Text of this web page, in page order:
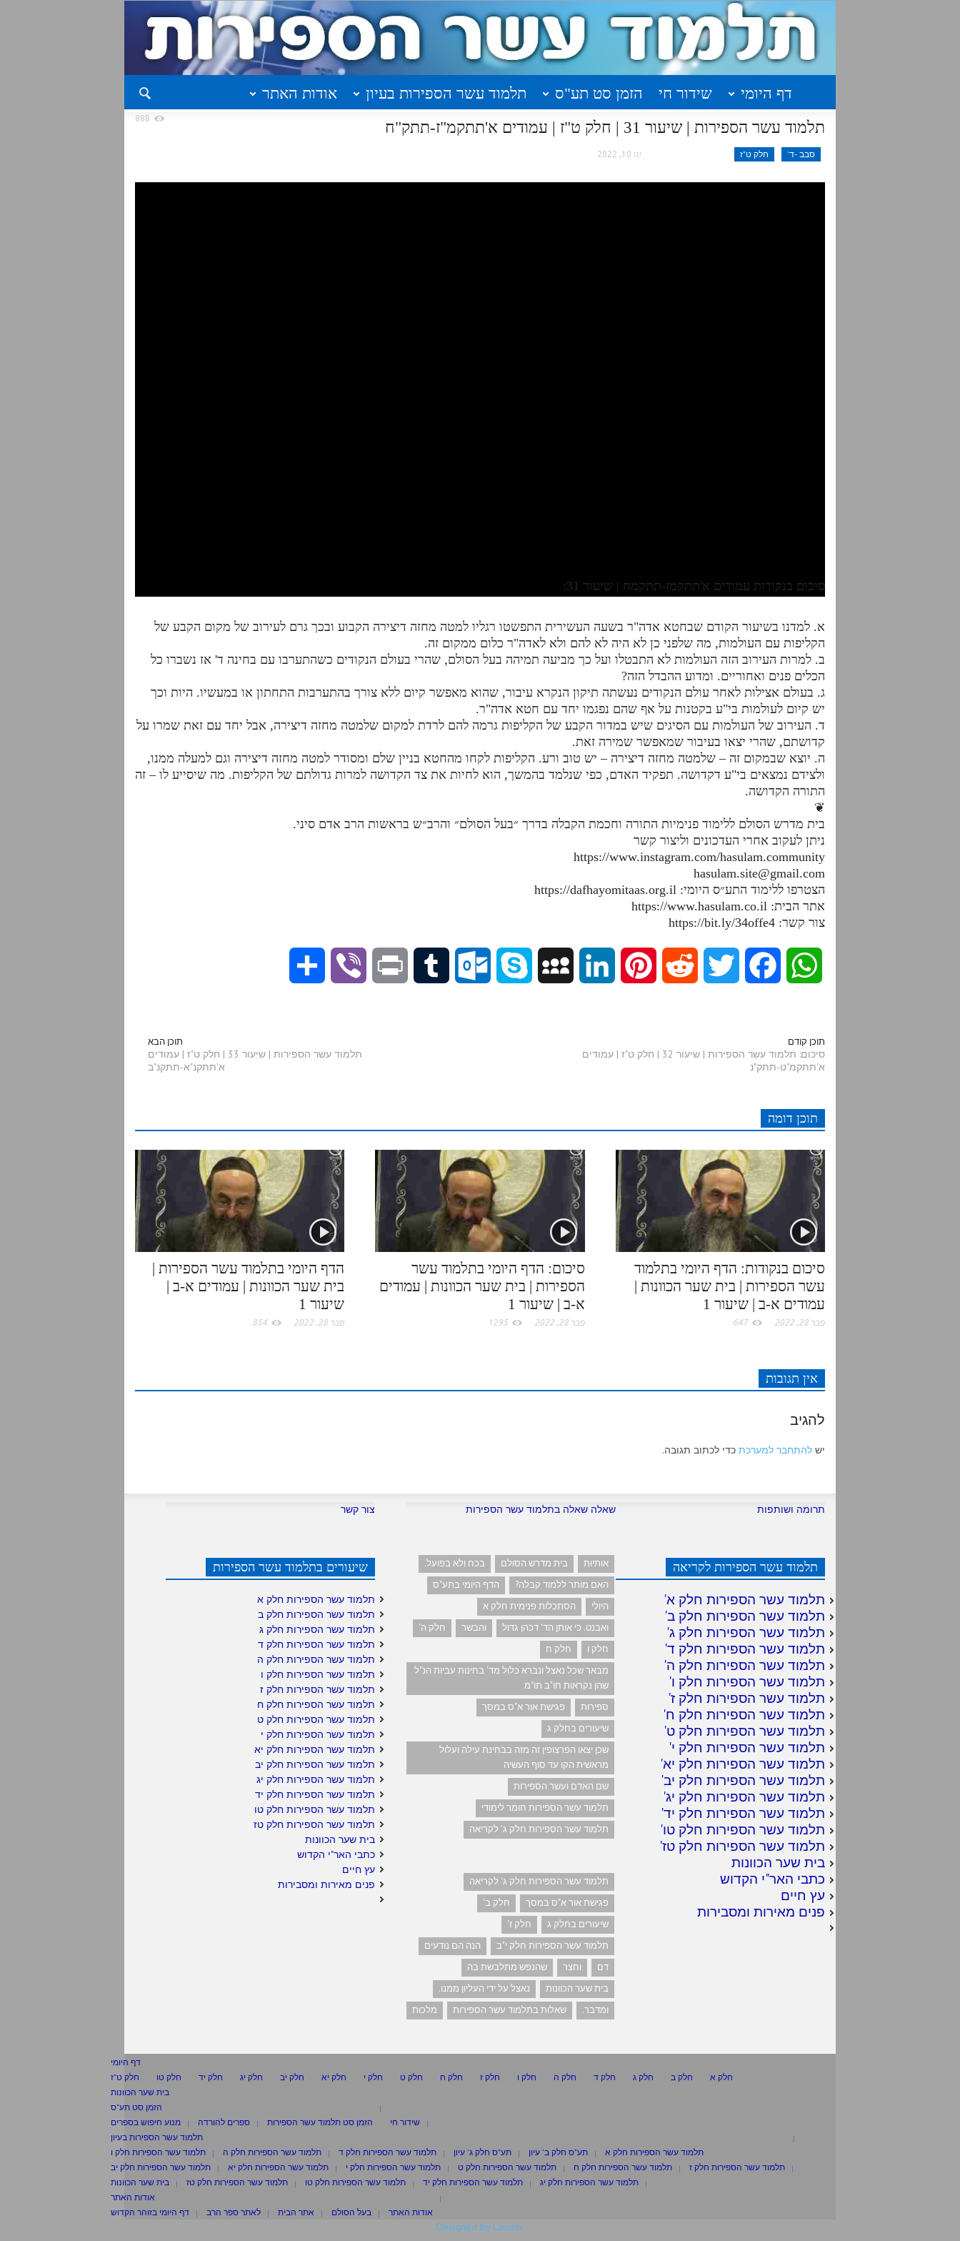
דף היומי שידור חי הזמן סט תע"ס תלמוד עשר הספירות בעיון
אודות האתר
תלמוד עשר הספירות | שיעור 31 | חלק ט"ז | עמודים א'תתקמ"ז-תתק"ח
סבב -ד' חלק ט"ז ינו 10, 2022
888
סיכום בנקודות עמודים א'תתקמז-תתקמח | שיעור 31:
א. למדנו בשיעור הקודם שבחטא אדה"ר בשעה העשירית התפשטו רגליו למטה מחזה דיצירה הקבוע ובכך גרם לעירוב של מקום הקבע של
הקליפות עם העולמות, מה שלפני כן לא היה לא להם ולא לאדה"ר כלום ממקום זה.
ב. למרות העירוב הזה העולמות לא התבטלו ועל כך מביעה תמיהה בעל הסולם, שהרי בעולם הנקודים כשהתערבו עם בחינה ד' אז נשברו כל
הכלים פנים ואחוריים. ומדוע ההבדל הזה?
ג. בעולם אצילות לאחר עולם הנקודים נעשתה תיקון הנקרא עיבור, שהוא מאפשר קיום ללא צורך בהתערבות התחתון או במעשיו. היות וכך
יש קיום לעולמות בי"ע בקטנות על אף שהם נפגמו יחד עם חטא אדה"ר.
ד. העירוב של העולמות עם הסיגים שיש במדור הקבע של הקליפות גרמה להם לרדת למקום שלמטה מחזה דיצירה, אבל יחד עם זאת שמרו על
קדושתם, שהרי יצאו בעיבור שמאפשר שמירה זאת.
ה. יוצא שבמקום זה – שלמטה מחזה דיצירה – יש טוב ורע. הקליפות לקחו מהחטא בניין שלם ומסודר למטה מחזה דיצירה וגם למעלה ממנו,
ולצידם נמצאים בי"ע דקדושה. תפקיד האדם, כפי שנלמד בהמשך, הוא לחיות את צד הקדושה למרות גדולתם של הקליפות. מה שיסייע לו – זה
התורה הקדושה.
❦
בית מדרש הסולם ללימוד פנימיות התורה וחכמת הקבלה בדרך ״בעל הסולם״ והרב״ש בראשות הרב אדם סיני.
ניתן לעקוב אחרי העדכונים וליצור קשר
https://www.instagram.com/hasulam.community
hasulam.site@gmail.com
הצטרפו ללימוד התע״ס היומי: https://dafhayomitaas.org.il
אתר הבית: https://www.hasulam.co.il
צור קשר: https://bit.ly/34offe4
W
t
s
p
o
k
r
e
s
t
I
n
e
k
.
c
o
תוכן קודם
סיכום: תלמוד עשר הספירות | שיעור 32 | חלק ט"ז | עמודים
א'תתקמ"ט-תתק"נ
תוכן הבא
תלמוד עשר הספירות | שיעור 33 | חלק ט"ז | עמודים
א'תתקנ"א-תתקנ"ב
תוכן דומה
הדף היומי בתלמוד עשר הספירות |
בית שער הכוונות | עמודים א-ב |
שיעור 1
פבר 28, 2022 854
סיכום: הדף היומי בתלמוד עשר
הספירות | בית שער הכוונות | עמודים
א-ב | שיעור 1
פבר 28, 2022 1295
סיכום בנקודות: הדף היומי בתלמוד
עשר הספירות | בית שער הכוונות |
עמודים א-ב | שיעור 1
פבר 28, 2022 647
אין תגובות
להגיב
יש להתחבר למערכת כדי לכתוב תגובה.
תרומה ושותפות
תלמוד עשר הספירות לקריאה
תלמוד עשר הספירות חלק א'
תלמוד עשר הספירות חלק ב'
תלמוד עשר הספירות חלק ג'
תלמוד עשר הספירות חלק ד'
תלמוד עשר הספירות חלק ה'
תלמוד עשר הספירות חלק ו'
תלמוד עשר הספירות חלק ז'
תלמוד עשר הספירות חלק ח'
תלמוד עשר הספירות חלק ט'
תלמוד עשר הספירות חלק י'
תלמוד עשר הספירות חלק יא'
תלמוד עשר הספירות חלק יב'
תלמוד עשר הספירות חלק יג'
תלמוד עשר הספירות חלק יד'
תלמוד עשר הספירות חלק טו'
תלמוד עשר הספירות חלק טז'
בית שער הכוונות
כתבי האר"י הקדוש
עץ חיים
פנים מאירות ומסבירות
שאלה שאלה בתלמוד עשר הספירות
אותיות בית מדרש הסולם
בכח ולא בפועל.
האם מותר ללמוד קבלה?
הדף היומי בתע"ס
היולי
הסתכלות פנימית חלק א
ואבנט. כי אותן הד' דכהן גדול
והבשר
חלק ה'
חלק ו
חלק ח
מבאר שכל נאצל ונברא כלול מד' בחינות עביות הנ"ל
שהן נקראות חו"ב תו"מ
ספירות
פגישת אור א"ס במסך
שיעורים בחלק ג
שכן יצאו הפרצופין זה מזה בבחינת עילה ועלול
מראשית הקו עד סוף העשיה
שם האדם ועשר הספירות
תלמוד עשר הספירות חומר לימודי
תלמוד עשר הספירות חלק ג' לקריאה
תלמוד עשר הספירות חלק ג' לקריאה
פגישת אור א"ס במסך
חלק ב'
שיעורים בחלק ג
חלק ז'
תלמוד עשר הספירות חלק י"ב
הנה הם נודעים
דם
וחצר
שהנפש מתלבשת בה
בית שער הכוונות
נאצל על ידי העליון ממנו.
ומדבר.
שאלות בתלמוד עשר הספירות מלכות
צור קשר
שיעורים בתלמוד עשר הספירות
תלמוד עשר הספירות חלק א
תלמוד עשר הספירות חלק ב
תלמוד עשר הספירות חלק ג
תלמוד עשר הספירות חלק ד
תלמוד עשר הספירות חלק ה
תלמוד עשר הספירות חלק ו
תלמוד עשר הספירות חלק ז
תלמוד עשר הספירות חלק ח
תלמוד עשר הספירות חלק ט
תלמוד עשר הספירות חלק י
תלמוד עשר הספירות חלק יא
תלמוד עשר הספירות חלק יב
תלמוד עשר הספירות חלק יג
תלמוד עשר הספירות חלק יד
תלמוד עשר הספירות חלק טו
תלמוד עשר הספירות חלק טז
בית שער הכוונות
כתבי האר"י הקדוש
עץ חיים
פנים מאירות ומסבירות
דף היומי
חלק א
חלק ב חלק ג חלק ד חלק ה חלק ו חלק ז חלק ח חלק ט חלק י חלק יא חלק יב חלק יג חלק יד חלק טו
חלק ט"ז
בית שער הכוונות
שידור חי
הזמן סט תע"ס
הזמן סט תלמוד עשר הספירות
ספרים להורדה
מנוע חיפוש בספרים
תלמוד עשר הספירות בעיון
תלמוד עשר הספירות חלק א
תע"ס חלק ב' עיון תע"ס חלק ג' עיון תלמוד עשר הספירות חלק ד תלמוד עשר הספירות חלק ה
תלמוד עשר הספירות חלק ו
תלמוד עשר הספירות חלק ז
תלמוד עשר הספירות חלק ח תלמוד עשר הספירות חלק ט תלמוד עשר הספירות חלק י תלמוד עשר הספירות חלק יא
תלמוד עשר הספירות חלק יב
תלמוד עשר הספירות חלק יג
תלמוד עשר הספירות חלק יד תלמוד עשר הספירות חלק טו תלמוד עשר הספירות חלק טז
בית שער הכוונות
אודות האתר
אודות האתר
בעל הסולם אתר הבית לאתר ספר הרב דף היומי בזוהר הקדוש
Designed by Laisner